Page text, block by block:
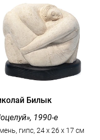
Билык
1990-е
гипс, 24 х 26 х 17 см